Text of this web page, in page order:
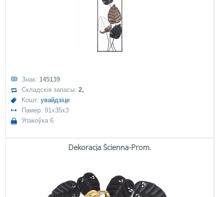
Знак: 145139
Складскія запасы:2,
Кошт:увайдзіце
Памер: 91x35x3
Упакоўка 6
Dekoracja Ścienna-Prom.